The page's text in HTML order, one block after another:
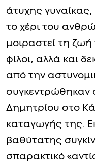
άτυχης
το χέρι του
μοιραστεί τη ζωή
φίλοι, αλλά και
από την
συγκεντρώθηκαν
Δημητρίου στο
καταγωγής της.
βαθύτατης
σπαρακτικό